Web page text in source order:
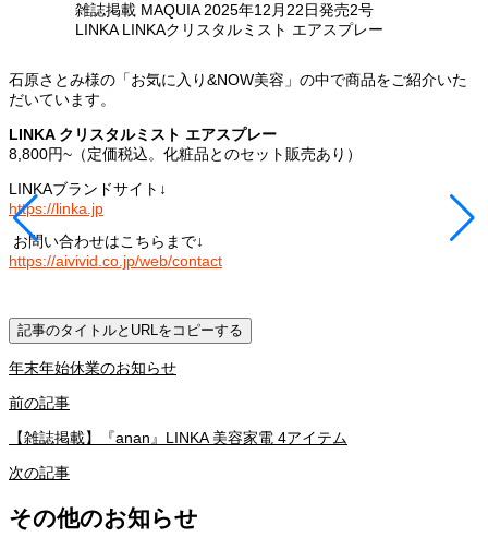
雑誌掲載 MAQUIA 2025年12月22日発売2号
LINKA LINKAクリスタルミスト エアスプレー
石原さとみ様の「お気に入り&NOW美容」の中で商品をご紹介いた
だいています。
LINKA クリスタルミスト エアスプレー
8,800円~（定価税込。化粧品とのセット販売あり）
LINKAブランドサイト↓
https://linka.jp
お問い合わせはこちらまで↓
https://aivivid.co.jp/web/contact
記事のタイトルとURLをコピーする
年末年始休業のお知らせ
前の記事
【雑誌掲載】『anan』LINKA 美容家電 4アイテム
次の記事
その他のお知らせ